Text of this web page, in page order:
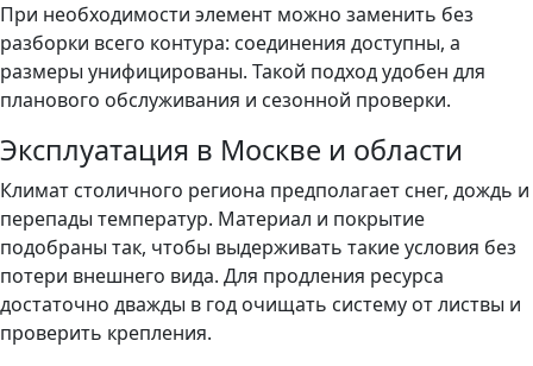
При необходимости элемент можно заменить без
разборки всего контура: соединения доступны, а
размеры унифицированы. Такой подход удобен для
планового обслуживания и сезонной проверки.
Эксплуатация в Москве и области
Климат столичного региона предполагает снег, дождь и
перепады температур. Материал и покрытие
подобраны так, чтобы выдерживать такие условия без
потери внешнего вида. Для продления ресурса
достаточно дважды в год очищать систему от листвы и
проверить крепления.